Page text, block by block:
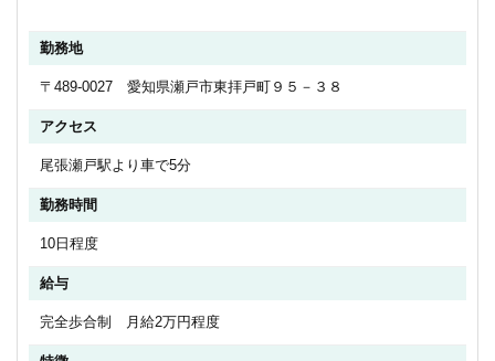
勤務地
〒489-0027 愛知県瀬戸市東拝戸町９５－３８
アクセス
尾張瀬戸駅より車で5分
勤務時間
10日程度
給与
完全歩合制 月給2万円程度